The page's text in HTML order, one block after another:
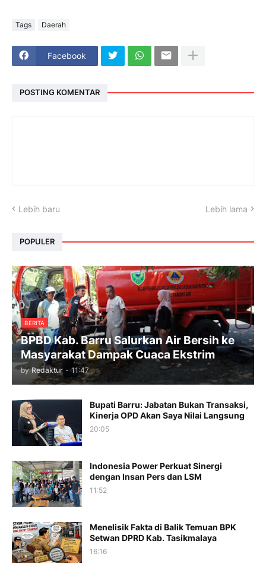
Tags Daerah
Facebook
POSTING KOMENTAR
Lebih baru Lebih lama
POPULER
BERITA
BPBD Kab. Barru Salurkan Air Bersih ke
Masyarakat Dampak Cuaca Ekstrim
by Redaktur - 11:47
Bupati Barru: Jabatan Bukan Transaksi,
Kinerja OPD Akan Saya Nilai Langsung
20:05
Indonesia Power Perkuat Sinergi
dengan Insan Pers dan LSM
11:52
Menelisik Fakta di Balik Temuan BPK
Setwan DPRD Kab. Tasikmalaya
16:16